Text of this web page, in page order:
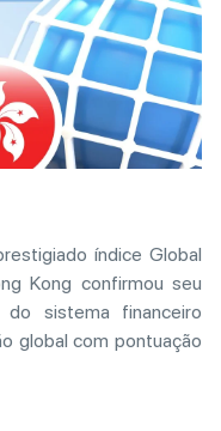
índice Global
Kong confirmou seu
sistema financeiro
global com pontuação